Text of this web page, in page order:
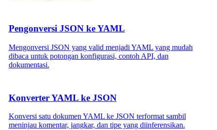
Pengonversi JSON ke YAML
Mengonversi JSON yang valid menjadi YAML yang mudah
dibaca untuk potongan konfigurasi, contoh API, dan
dokumentasi.
Konverter YAML ke JSON
Konversi satu dokumen YAML ke JSON terformat sambil
meninjau komentar, jangkar, dan tipe yang diinferensikan.